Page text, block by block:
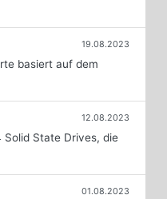
19.08.2023
basiert auf dem
12.08.2023
Solid State Drives, die
01.08.2023